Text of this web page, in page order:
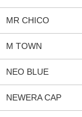
MR CHICO
M TOWN
NEO BLUE
NEWERA CAP